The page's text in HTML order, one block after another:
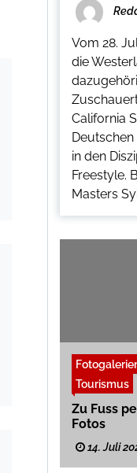
Vom 28.
die
California
in den
Freestyle.
Masters
Tourismus
Zu Fuss
Fotos
14. Juli